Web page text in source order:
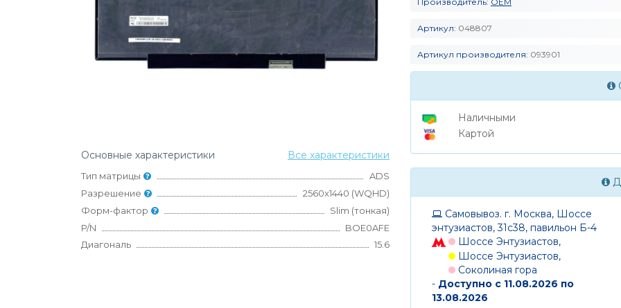
Основные характеристики Все характеристики
Тип матрицы
ADS
Разрешение
2560x1440 (WQHD)
Форм-фактор
Slim (тонкая)
P/N
BOE0AFE
Диагональ
15.6
Артикул: 048807
Артикул производителя: 093901
Наличными
Картой
Самовывоз. г. Москва, Шоссе
энтузиастов, 31с38, павильон Б-4
Шоссе Энтузиастов,
Шоссе Энтузиастов,
Соколиная гора
- Доступно с 11.08.2026 по
13.08.2026